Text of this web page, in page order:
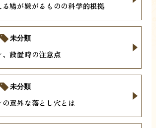
鳩が嫌がるものの科学的根拠
設置時の注意点
未分類
意外な落とし穴とは
未分類